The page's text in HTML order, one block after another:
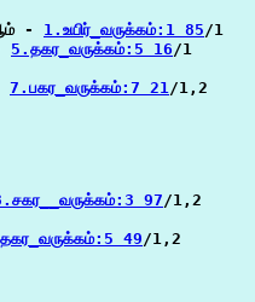
ஆம் - 1.உயிர்_வருக்கம்:1 85/1
5.தகர_வருக்கம்:5 16/1
7.பகர_வருக்கம்:7 21/1,2
97/1,2
49/1,2